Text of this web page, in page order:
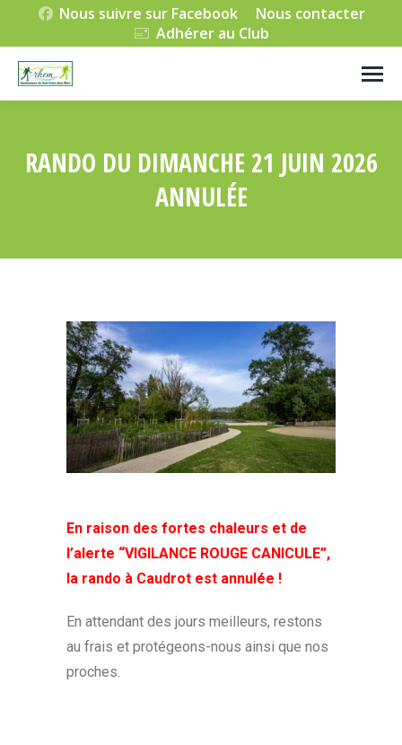
Nous suivre sur Facebook
Nous contacter
Adhérer au Club
RANDO DU DIMANCHE 21 JUIN 2026
ANNULÉE
En raison des fortes chaleurs et de
l’alerte “VIGILANCE ROUGE CANICULE”,
la rando à Caudrot est annulée !
En attendant des jours meilleurs, restons
au frais et protégeons-nous ainsi que nos
proches.